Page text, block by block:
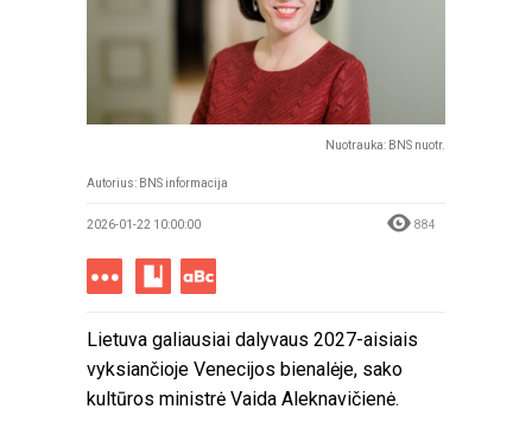
Nuotrauka: BNS nuotr.
Autorius: BNS informacija
2026-01-22 10:00:00 884
Lietuva galiausiai dalyvaus 2027-aisiais
vyksiančioje Venecijos bienalėje, sako
kultūros ministrė Vaida Aleknavičienė.